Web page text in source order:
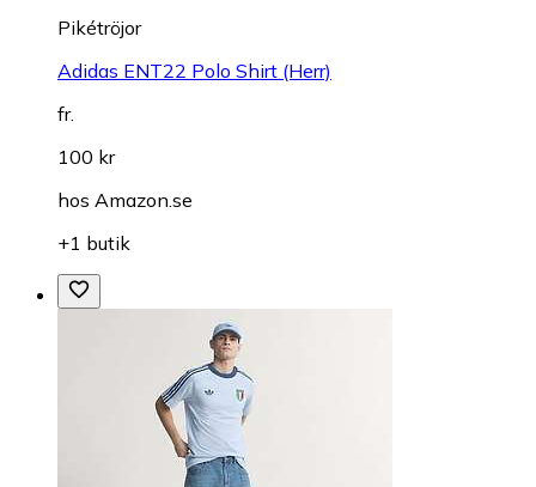
Pikétröjor
Adidas ENT22 Polo Shirt (Herr)
fr.
100 kr
hos Amazon.se
+1 butik